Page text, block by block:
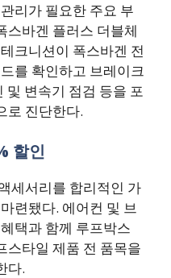
리가 필요한 주요 부
스바겐 플러스 더블체
크니션이 폭스바겐 전
를 확인하고 브레이크
및 변속기 점검 등을 포
로 진단한다.
할인
세서리를 합리적인 가
련됐다. 에어컨 및 브
택과 함께 루프박스
스타일 제품 전 품목을
다.